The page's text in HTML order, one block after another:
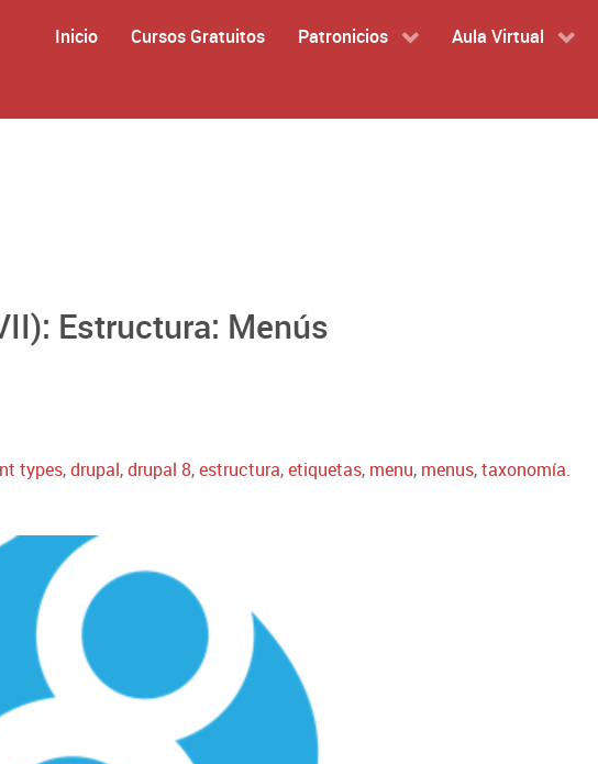
Inicio Cursos Gratuitos Patronicios Aula Virtual
Estructura: Menús
types,drupal,drupal 8,estructura,etiquetas, menu, menus,taxonomía.